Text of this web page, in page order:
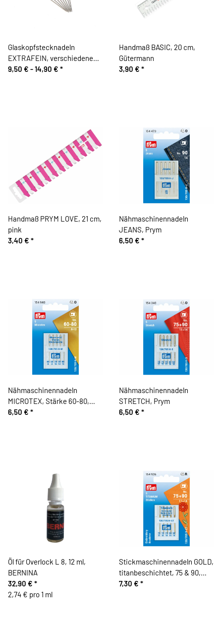
Glaskopfstecknadeln
EXTRAFEIN, verschiedene
Farben, Bohin
9,50 € -14,90 € *
Handmaß BASIC, 20 cm,
Gütermann
3,90 € *
Handmaß PRYM LOVE, 21 cm,
pink
3,40 € *
Nähmaschinennadeln
JEANS, Prym
6,50 € *
Nähmaschinennadeln
MICROTEX, Stärke 60-80,
Prym
6,50 € *
Nähmaschinennadeln
STRETCH, Prym
6,50 € *
Öl für Overlock L 8, 12 ml,
BERNINA
32,90 € *
2,74 € pro 1 ml
Stickmaschinennadeln GOLD,
titanbeschichtet, 75 & 90,
Prym
7,30 € *